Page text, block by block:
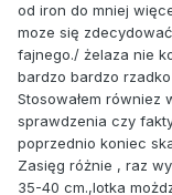
od iron do mniej
moze się
fajnego./ żelaza nie
bardzo bardzo
Stosowałem równiez
sprawdzenia czy
poprzednio koniec
Zasięg różnie , raz
35-40 cm.,lotka